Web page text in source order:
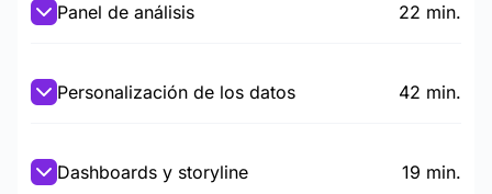
Panel de análisis 22 min.
Personalización de los datos 42 min.
Dashboards y storyline 19 min.